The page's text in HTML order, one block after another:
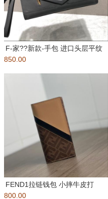
F-家??新款-手包 进口头层平纹
牛皮，柔软舒适，设计简单
850.00
FEND1拉链钱包 小摔牛皮打
造，靓丽五金搭配，芬家专属里
800.00